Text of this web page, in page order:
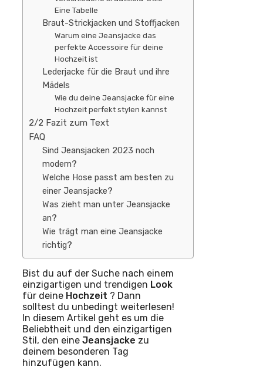
Eine Tabelle
Braut-Strickjacken und Stoffjacken
Warum eine Jeansjacke das
perfekte Accessoire für deine
Hochzeit ist
Lederjacke für die Braut und ihre
Mädels
Wie du deine Jeansjacke für eine
Hochzeit perfekt stylen kannst
2/2 Fazit zum Text
FAQ
Sind Jeansjacken 2023 noch
modern?
Welche Hose passt am besten zu
einer Jeansjacke?
Was zieht man unter Jeansjacke
an?
Wie trägt man eine Jeansjacke
richtig?
Bist du auf der Suche nach einem
einzigartigen und trendigen Look
für deine Hochzeit ? Dann
solltest du unbedingt weiterlesen!
In diesem Artikel geht es um die
Beliebtheit und den einzigartigen
Stil, den eine Jeansjacke zu
deinem besonderen Tag
hinzufügen kann.